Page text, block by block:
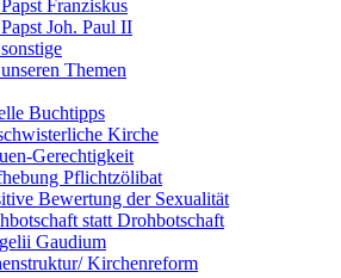
Franziskus
Joh. Paul II
Themen
Buchtipps
Kirche
Gerechtigkeit
Pflichtzölibat
Bewertung der Sexualität
statt Drohbotschaft
Gaudium
Kirchenreform